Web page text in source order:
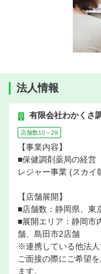
法人情報
有限会社わかくさ
店舗数10～29
【事業内容】
■保健調剤薬局の経
レジャー事業 (スカイ
【店舗展開】
■店舗数：静岡県、東
■展開エリア：静岡市
舗、島田市2店舗
※連携している他法人
ご面接の際にご希望
ます。